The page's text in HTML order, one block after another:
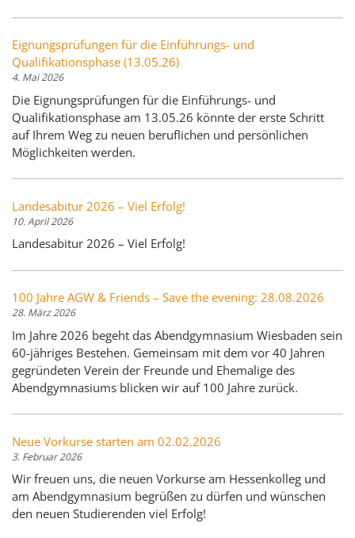
Eignungsprüfungen für die Einführungs- und
Qualifikationsphase (13.05.26)
4. Mai 2026
Die Eignungsprüfungen für die Einführungs- und
Qualifikationsphase am 13.05.26 könnte der erste Schritt
auf Ihrem Weg zu neuen beruflichen und persönlichen
Möglichkeiten werden.
Landesabitur 2026 – Viel Erfolg!
10. April 2026
Landesabitur 2026 – Viel Erfolg!
100 Jahre AGW & Friends – Save the evening: 28.08.2026
28. März 2026
Im Jahre 2026 begeht das Abendgymnasium Wiesbaden sein
60-jähriges Bestehen. Gemeinsam mit dem vor 40 Jahren
gegründeten Verein der Freunde und Ehemalige des
Abendgymnasiums blicken wir auf 100 Jahre zurück.
Neue Vorkurse starten am 02.02.2026
3. Februar 2026
Wir freuen uns, die neuen Vorkurse am Hessenkolleg und
am Abendgymnasium begrüßen zu dürfen und wünschen
den neuen Studierenden viel Erfolg!